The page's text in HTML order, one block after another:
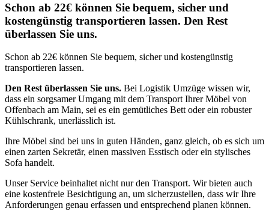
Schon ab 22€ können Sie bequem, sicher und
kostengünstig transportieren lassen. Den Rest
überlassen Sie uns.
Schon ab 22€ können Sie bequem, sicher und kostengünstig
transportieren lassen.
Den Rest überlassen Sie uns. Bei Logistik Umzüge wissen wir,
dass ein sorgsamer Umgang mit dem Transport Ihrer Möbel von
Offenbach am Main, sei es ein gemütliches Bett oder ein robuster
Kühlschrank, unerlässlich ist.
Ihre Möbel sind bei uns in guten Händen, ganz gleich, ob es sich um
einen zarten Sekretär, einen massiven Esstisch oder ein stylisches
Sofa handelt.
Unser Service beinhaltet nicht nur den Transport. Wir bieten auch
eine kostenfreie Besichtigung an, um sicherzustellen, dass wir Ihre
Anforderungen genau erfassen und entsprechend planen können.